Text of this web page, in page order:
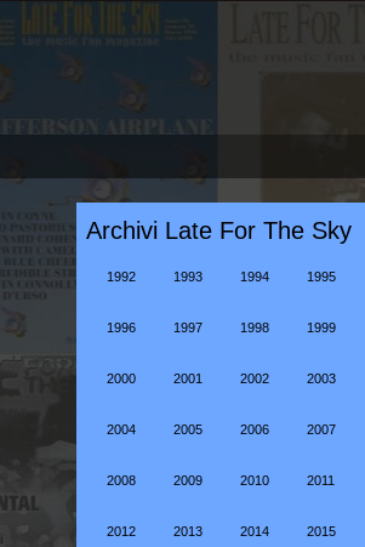
Archivi Late For The Sky
1992 1993 1994 1995
1996 1997 1998 1999
2000 2001 2002 2003
2004 2005 2006 2007
2008 2009 2010 2011
2012 2013 2014 2015